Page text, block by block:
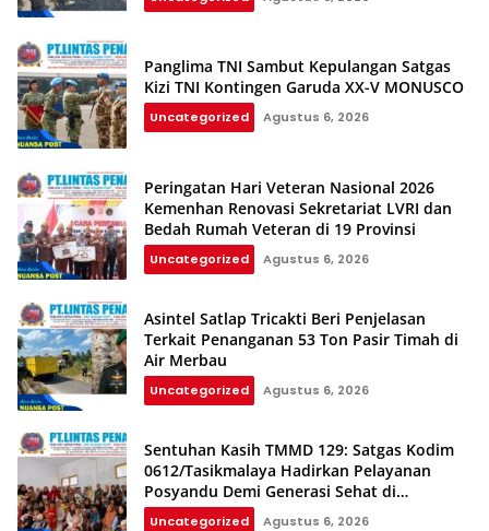
Panglima TNI Sambut Kepulangan Satgas
Kizi TNI Kontingen Garuda XX-V MONUSCO
Uncategorized Agustus 6, 2026
Peringatan Hari Veteran Nasional 2026
Kemenhan Renovasi Sekretariat LVRI dan
Bedah Rumah Veteran di 19 Provinsi
Uncategorized Agustus 6, 2026
Asintel Satlap Tricakti Beri Penjelasan
Terkait Penanganan 53 Ton Pasir Timah di
Air Merbau
Uncategorized Agustus 6, 2026
Sentuhan Kasih TMMD 129: Satgas Kodim
0612/Tasikmalaya Hadirkan Pelayanan
Posyandu Demi Generasi Sehat di
Parungponteng
Uncategorized Agustus 6, 2026